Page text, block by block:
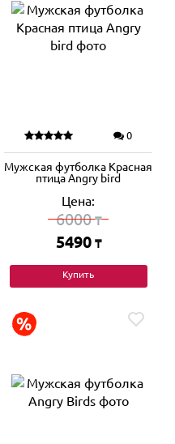
0
Мужская футболка Красная
птица Angry bird
Цена:
6000₸
5490 ₸
Купить